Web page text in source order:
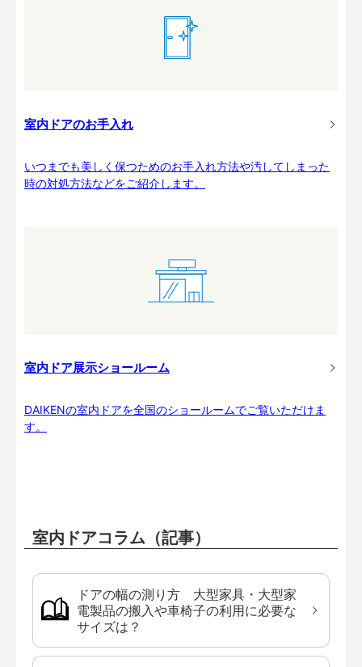
室内ドアのお手入れ
いつまでも美しく保つためのお手入れ方法や汚してしまった
時の対処方法などをご紹介します。
室内ドア展示ショールーム
DAIKENの室内ドアを全国のショールームでご覧いただけま
す。
室内ドアコラム（記事）
ドアの幅の測り方 大型家具・大型家
電製品の搬入や車椅子の利用に必要な
サイズは？